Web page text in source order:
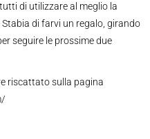
di utilizzare al meglio la
di farvi un regalo, girando
seguire le prossime due
riscattato sulla pagina